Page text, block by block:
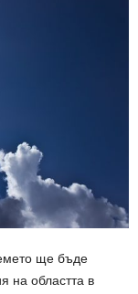
ще бъде
на областта в